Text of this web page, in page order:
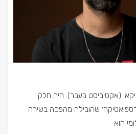
(אקטיביסט בעבר). היה חלק
שהובילה מהפכה בשירה
הוא